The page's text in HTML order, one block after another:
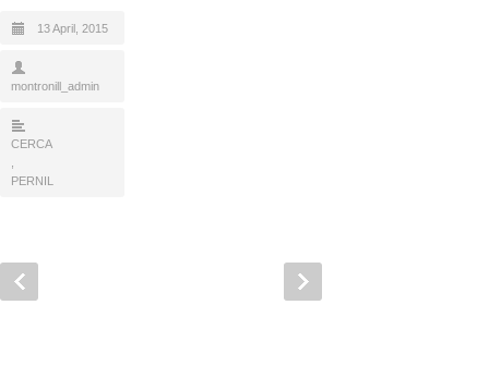
13 April, 2015
montronill_admin
CERCA
PERNIL